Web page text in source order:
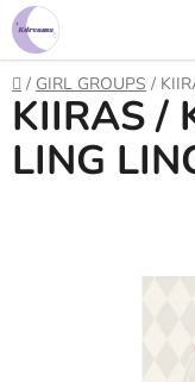
Prejsť
na
obsah
Domov
/ GIRL GROUPS /
KIIRAS /
LING